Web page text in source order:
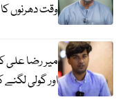
وقت دھرنوں
میر رضا علی
اور گولی